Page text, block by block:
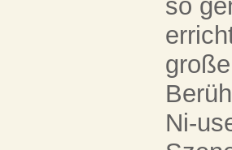
so
Ni-